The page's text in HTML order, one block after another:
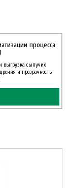
процесса
выгрузка сыпучих
и прозрачность